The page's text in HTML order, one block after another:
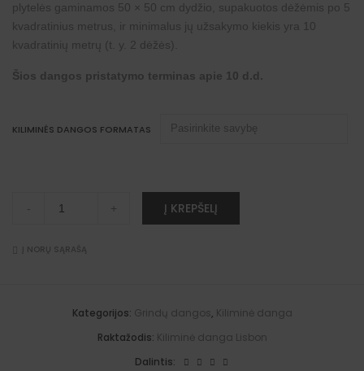
plytelės gaminamos 50 × 50 cm dydžio, supakuotos dėžėmis po 5
kvadratinius metrus, ir minimalus jų užsakymo kiekis yra 10
kvadratinių metrų (t. y. 2 dėžės).
Šios dangos pristatymo terminas apie 10 d.d.
KILIMINĖS DANGOS FORMATAS
danga
quantity
- + Į KREPŠELĮ
Į NORŲ SĄRAŠĄ
Kategorijos: Grindų dangos , Kiliminė danga
Raktažodis: Kiliminė danga Lisbon
Dalintis: